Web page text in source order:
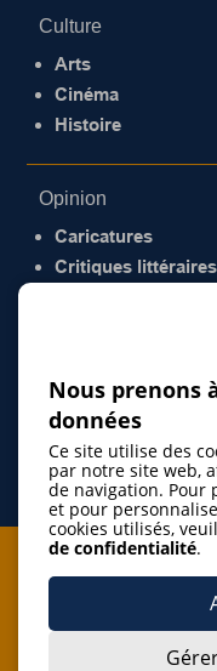
Culture
Arts
Cinéma
Histoire
Opinion
Caricatures
Critiques littéraires
Je
Nous prenons
données
Ce site utilise des
par notre site web,
de navigation. Pour
et pour
cookies utilisés,
de confidentialité.